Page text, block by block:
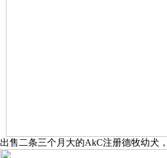
出售二条三个月大的AkC注册德牧幼犬